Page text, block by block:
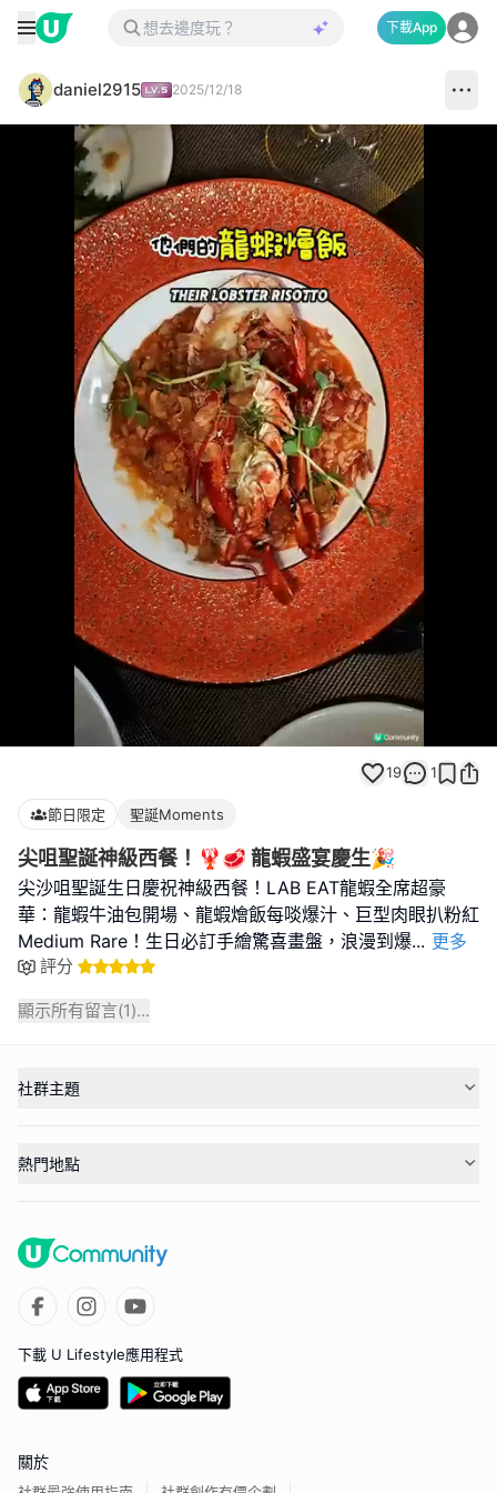
下載App
daniel2915 2025/12/18
Loaded
100.00%
19 1
節日限定 聖誕Moments
尖咀聖誕神級西餐！🦞🥩 龍蝦盛宴慶生🎉
尖沙咀聖誕生日慶祝神級西餐！LAB EAT龍蝦全席超豪
華：龍蝦牛油包開場、龍蝦燴飯每啖爆汁、巨型肉眼扒粉紅
Medium Rare！生日必訂手繪驚喜畫盤，浪漫到爆... 更多
評分
顯示所有留言(1)...
社群主題
熱門地點
下載 U Lifestyle應用程式
關於